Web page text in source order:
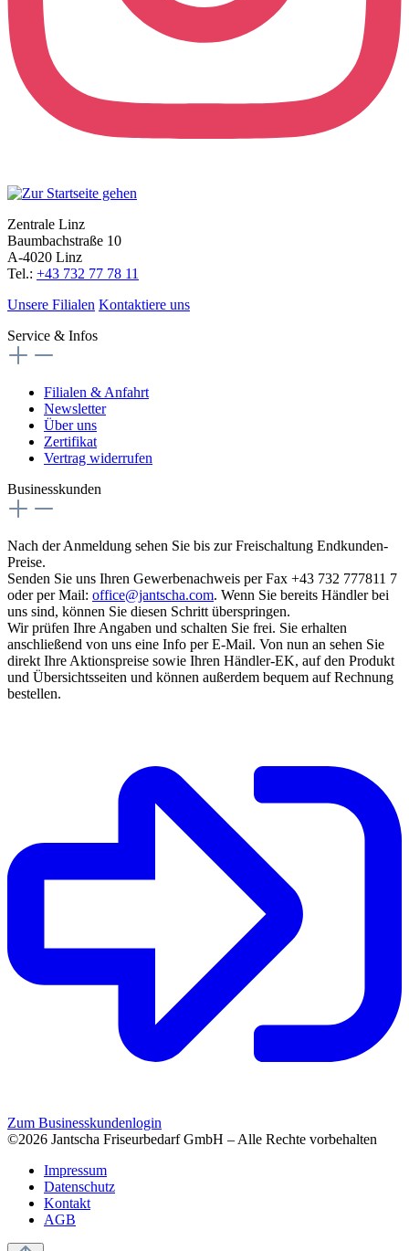
Zentrale Linz
Baumbachstraße 10
A-4020 Linz
Tel.: +43 732 77 78 11
Unsere Filialen Kontaktiere uns
Service & Infos
Filialen & Anfahrt
Newsletter
Über uns
Zertifikat
Vertrag widerrufen
Businesskunden
Nach der Anmeldung sehen Sie bis zur Freischaltung Endkunden-
Preise.
Senden Sie uns Ihren Gewerbenachweis per Fax +43 732 777811 7
oder per Mail: office@jantscha.com. Wenn Sie bereits Händler bei
uns sind, können Sie diesen Schritt überspringen.
Wir prüfen Ihre Angaben und schalten Sie frei. Sie erhalten
anschließend von uns eine Info per E-Mail. Von nun an sehen Sie
direkt Ihre Aktionspreise sowie Ihren Händler-EK, auf den Produkt
und Übersichtsseiten und können außerdem bequem auf Rechnung
bestellen.
Zum Businesskundenlogin
©2026 Jantscha Friseurbedarf GmbH – Alle Rechte vorbehalten
Impressum
Datenschutz
Kontakt
AGB